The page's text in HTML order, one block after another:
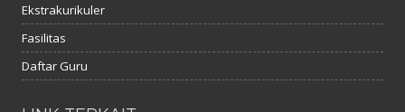
Ekstrakurikuler
Fasilitas
Daftar Guru